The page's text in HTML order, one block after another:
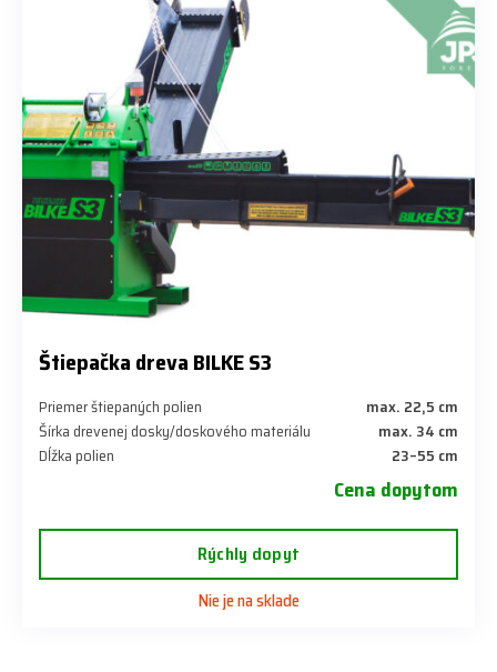
Štiepačka dreva BILKE S3
Priemer štiepaných polien
max. 22,5 cm
Šírka drevenej dosky/doskového materiálu
max. 34 cm
Dĺžka polien
23–55 cm
Cena dopytom
Rýchly dopyt
Nie je na sklade